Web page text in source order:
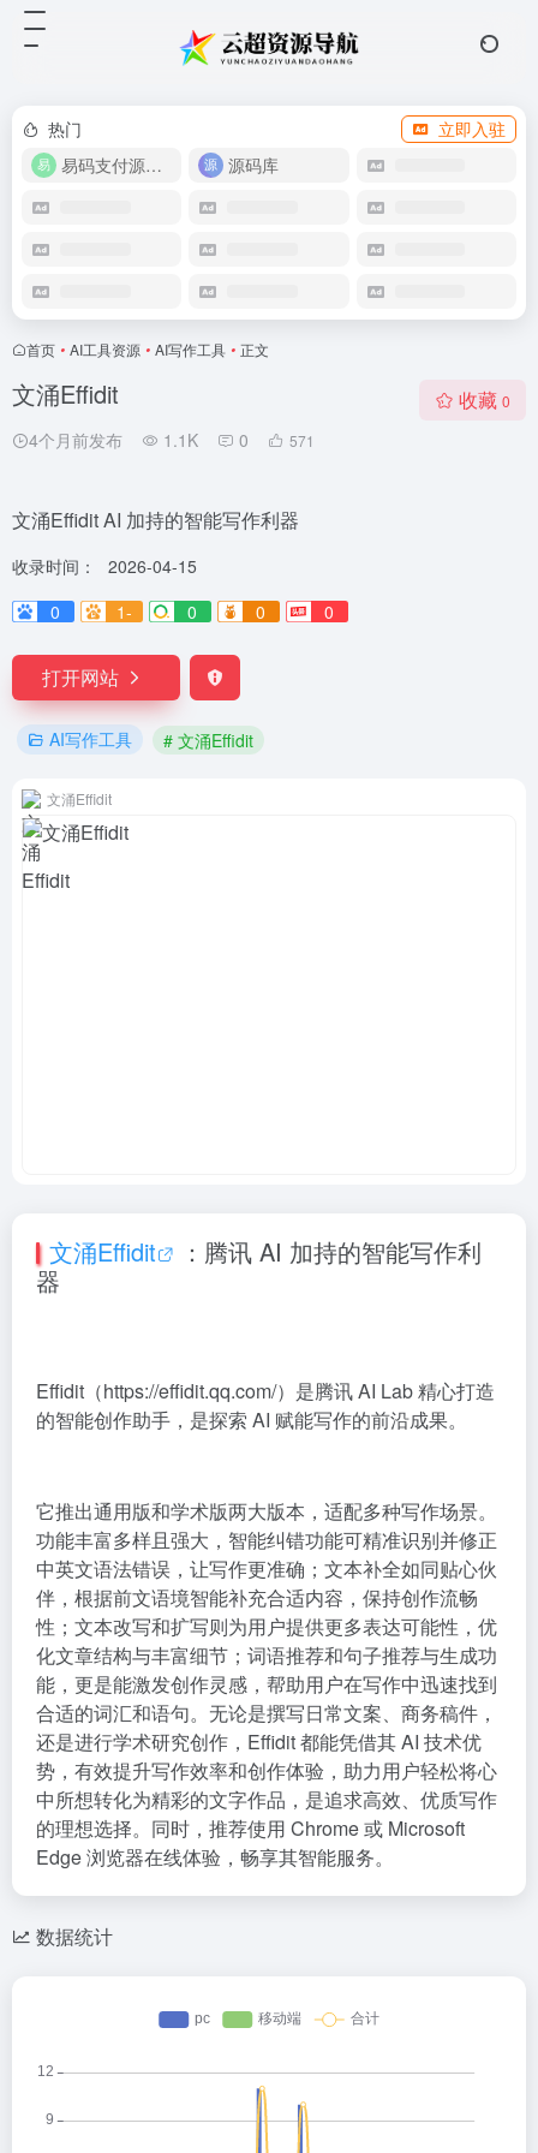
热门
立即入驻
易码支付源码下载
源码库
首页 • AI工具资源 • AI写作工具 • 正文
文涌Effidit
4个月前发布 1.1K 0 571
收藏 0
文涌Effidit AI 加持的智能写作利器
收录时间：
2026-04-15
0
1- 0 0 0
打开网站
AI写作工具 # 文涌Effidit
文涌Effidit
文涌Effidit
：腾讯 AI 加持的智能写作利
器
Effidit（https://effidit.qq.com/）是腾讯 AI Lab 精心打造
的智能创作助手，是探索 AI 赋能写作的前沿成果。
它推出通用版和学术版两大版本，适配多种写作场景。
功能丰富多样且强大，智能纠错功能可精准识别并修正
中英文语法错误，让写作更准确；文本补全如同贴心伙
伴，根据前文语境智能补充合适内容，保持创作流畅
性；文本改写和扩写则为用户提供更多表达可能性，优
化文章结构与丰富细节；词语推荐和句子推荐与生成功
能，更是能激发创作灵感，帮助用户在写作中迅速找到
合适的词汇和语句。无论是撰写日常文案、商务稿件，
还是进行学术研究创作，Effidit 都能凭借其 AI 技术优
势，有效提升写作效率和创作体验，助力用户轻松将心
中所想转化为精彩的文字作品，是追求高效、优质写作
的理想选择。同时，推荐使用 Chrome 或 Microsoft
Edge 浏览器在线体验，畅享其智能服务。
数据统计